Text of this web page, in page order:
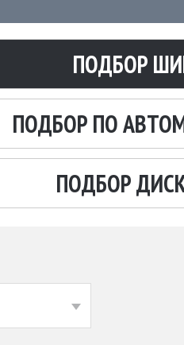
ПОДБОР
ПОДБОР ПО
ПОДБОР